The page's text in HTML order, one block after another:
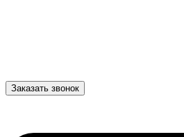
Заказать звонок